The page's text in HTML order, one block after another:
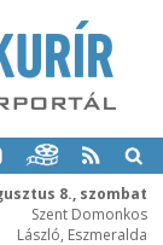
8., szombat
Szent Domonkos
László, Eszmeralda